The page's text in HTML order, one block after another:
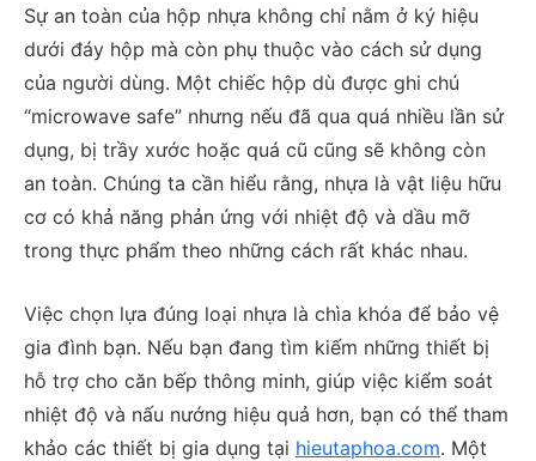
Sự an toàn của hộp nhựa không chỉ nằm ở ký hiệu
dưới đáy hộp mà còn phụ thuộc vào cách sử dụng
của người dùng. Một chiếc hộp dù được ghi chú
“microwave safe” nhưng nếu đã qua quá nhiều lần sử
dụng, bị trầy xước hoặc quá cũ cũng sẽ không còn
an toàn. Chúng ta cần hiểu rằng, nhựa là vật liệu hữu
cơ có khả năng phản ứng với nhiệt độ và dầu mỡ
trong thực phẩm theo những cách rất khác nhau.
Việc chọn lựa đúng loại nhựa là chìa khóa để bảo vệ
gia đình bạn. Nếu bạn đang tìm kiếm những thiết bị
hỗ trợ cho căn bếp thông minh, giúp việc kiểm soát
nhiệt độ và nấu nướng hiệu quả hơn, bạn có thể tham
khảo các thiết bị gia dụng tại hieutaphoa.com. Một